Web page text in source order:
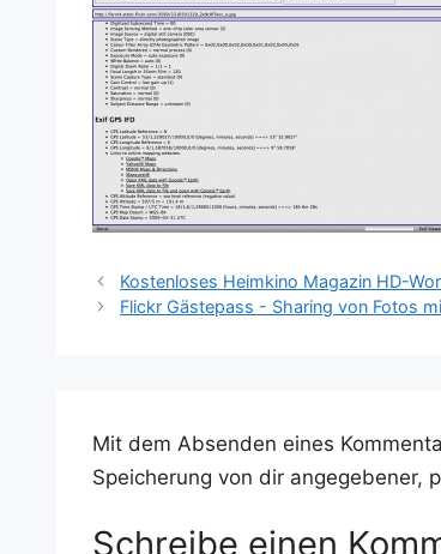
Kostenloses Heimkino Magazin HD-
Flickr Gästepass - Sharing von Fotos
Mit dem Absenden eines
Speicherung von dir angegebener,
Schreibe einen